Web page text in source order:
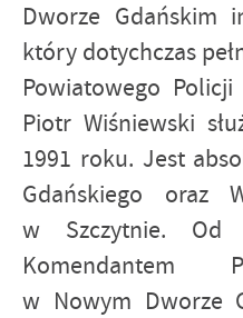
Dworze Gdańskim
który dotychczas
Powiatowego
Piotr Wiśniewski
1991 roku. Jest
Gdańskiego oraz
w Szczytnie. Od
Komendantem
w Nowym Dworze